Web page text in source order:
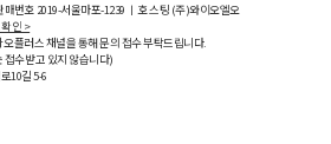
번호 2019-서울마포-1239 ㅣ 호스팅 (주)와이오엘오
인 >
플러스 채널을 통해 문의 접수 부탁드립니다.
접수받고 있지 않습니다)
10길5-6